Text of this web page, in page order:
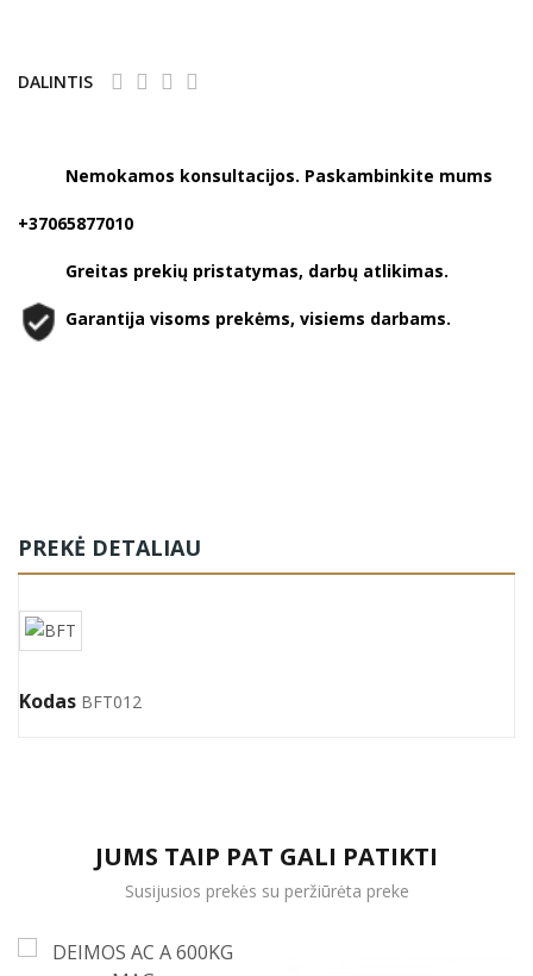
DALINTIS
Nemokamos konsultacijos. Paskambinkite mums
+37065877010
Greitas prekių pristatymas, darbų atlikimas.
Garantija visoms prekėms, visiems darbams.
PREKĖ DETALIAU
Kodas BFT012
JUMS TAIP PAT GALI PATIKTI
Susijusios prekės su peržiūrėta preke